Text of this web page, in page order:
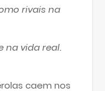
rivais na
na vida real.
caem nos